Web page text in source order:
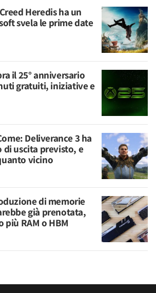
Heredis ha un
svela le prime date
il 25° anniversario
gratuiti, iniziative e
Deliverance 3 ha
di uscita previsto, e
vicino
di memorie
già prenotata,
più RAM o HBM